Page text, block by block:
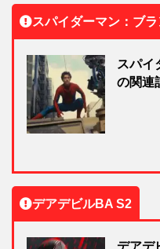
スパイダーマン：ブラ
スパイ
の関連
デアデビルBA S2
デアデ